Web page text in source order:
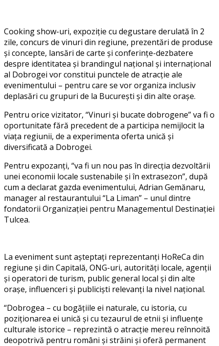
Cooking show-uri, expoziție cu degustare derulată în 2
zile, concurs de vinuri din regiune, prezentări de produse
și concepte, lansări de carte și conferințe-dezbatere
despre identitatea și brandingul național și internațional
al Dobrogei vor constitui punctele de atracție ale
evenimentului – pentru care se vor organiza inclusiv
deplasări cu grupuri de la București și din alte orașe.
Pentru orice vizitator, “Vinuri și bucate dobrogene”va fi o
oportunitate fără precedent de a participa nemijlocit la
viața regiunii, de a experimenta oferta unică și
diversificată a Dobrogei.
Pentru expozanți, “va fi un nou pas în direcția dezvoltării
unei economii locale sustenabile și în extrasezon”, după
cum a declarat gazda evenimentului, Adrian Gemănaru,
manager al restaurantului “La Liman” – unul dintre
fondatorii Organizației pentru Managementul Destinației
Tulcea.
La eveniment sunt așteptați reprezentanți HoReCa din
regiune și din Capitală, ONG-uri, autorități locale, agenții
și operatori de turism, public general local și din alte
orașe, influenceri și publiciști relevanți la nivel național.
“Dobrogea – cu bogățiile ei naturale, cu istoria, cu
poziționarea ei unică și cu tezaurul de etnii și influențe
culturale istorice – reprezintă o atracție mereu reînnoită
deopotrivă pentru români și străini și oferă permanent